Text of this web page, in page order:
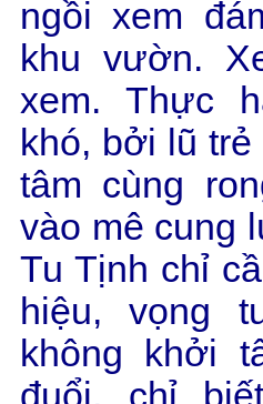
ngồi xem
khu vườn.
xem. Thực
khó, bởi lũ
tâm cùng
vào mê cung
Tu Tịnh chỉ
hiệu, vọng
không khởi
đuổi, chỉ